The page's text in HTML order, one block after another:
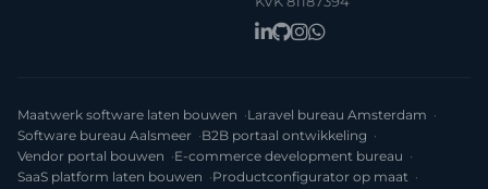
Maatwerk software laten bouwen
Laravel bureau Amsterdam
Software bureau Aalsmeer
B2B portaal ontwikkeling
Vendor portal bouwen
E-commerce development bureau
SaaS platform laten bouwen
Productconfigurator op maat